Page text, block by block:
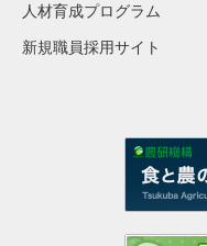
人材育成プログラム
新規職員採用サイト